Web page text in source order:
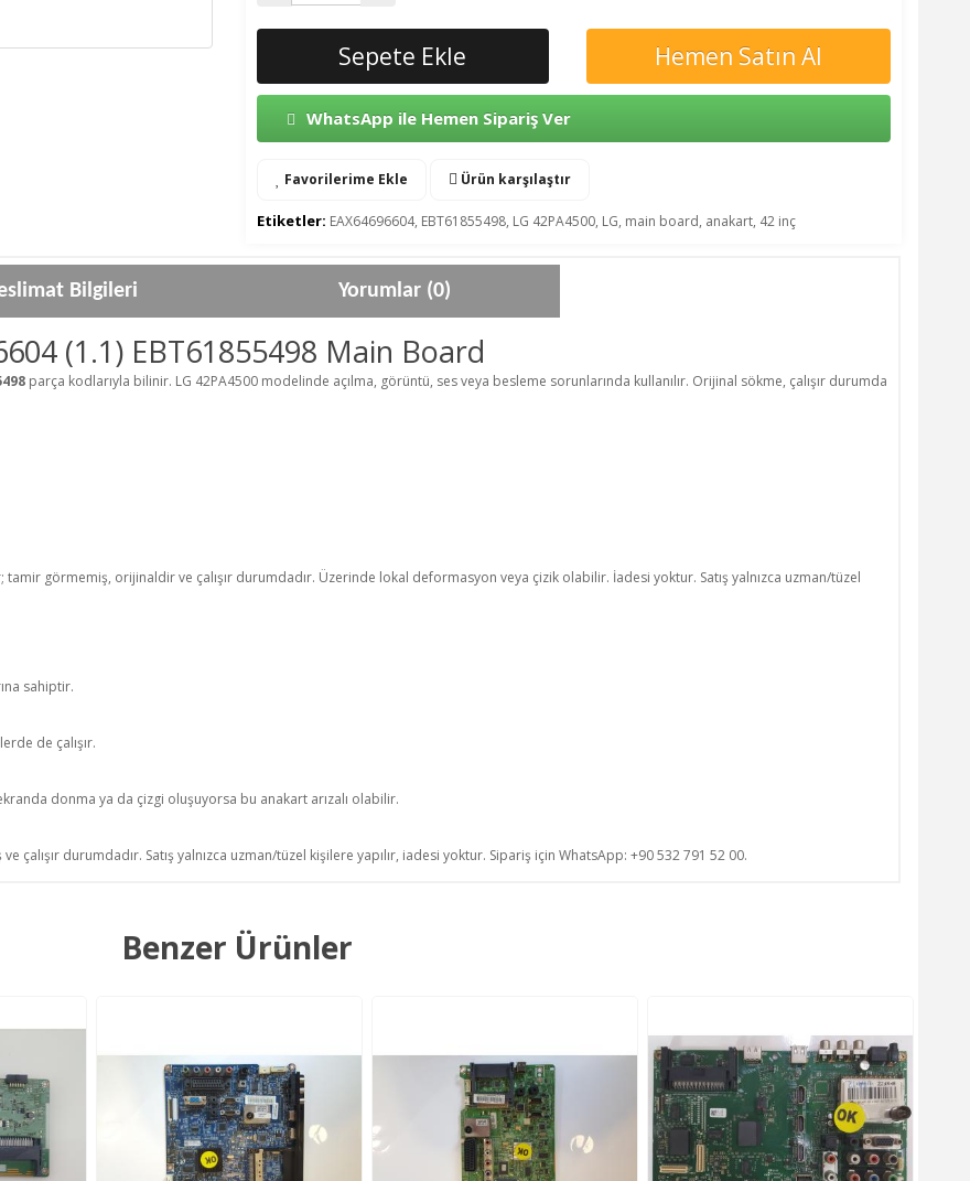
Sepete Ekle Hemen Satın Al
WhatsApp ile Hemen Sipariş Ver
Favorilerime Ekle Ürün karşılaştır
Etiketler: EAX64696604, EBT61855498, LG 42PA4500, LG, main board, anakart, 42 inç
Bilgileri Yorumlar (0)
(1.1) EBT61855498 Main Board
parça kodlarıyla bilinir. LG 42PA4500 modelinde açılma, görüntü, ses veya besleme sorunlarında kullanılır. Orijinal sökme, çalışır durumda
tamir görmemiş, orijinaldir ve çalışır durumdadır. Üzerinde lokal deformasyon veya çizik olabilir. İadesi yoktur. Satış yalnızca uzman/tüzel
sahiptir.
de çalışır.
donma ya da çizgi oluşuyorsa bu anakart arızalı olabilir.
çalışır durumdadır. Satış yalnızca uzman/tüzel kişilere yapılır, iadesi yoktur. Sipariş için WhatsApp: +90 532 791 52 00.
Benzer Ürünler